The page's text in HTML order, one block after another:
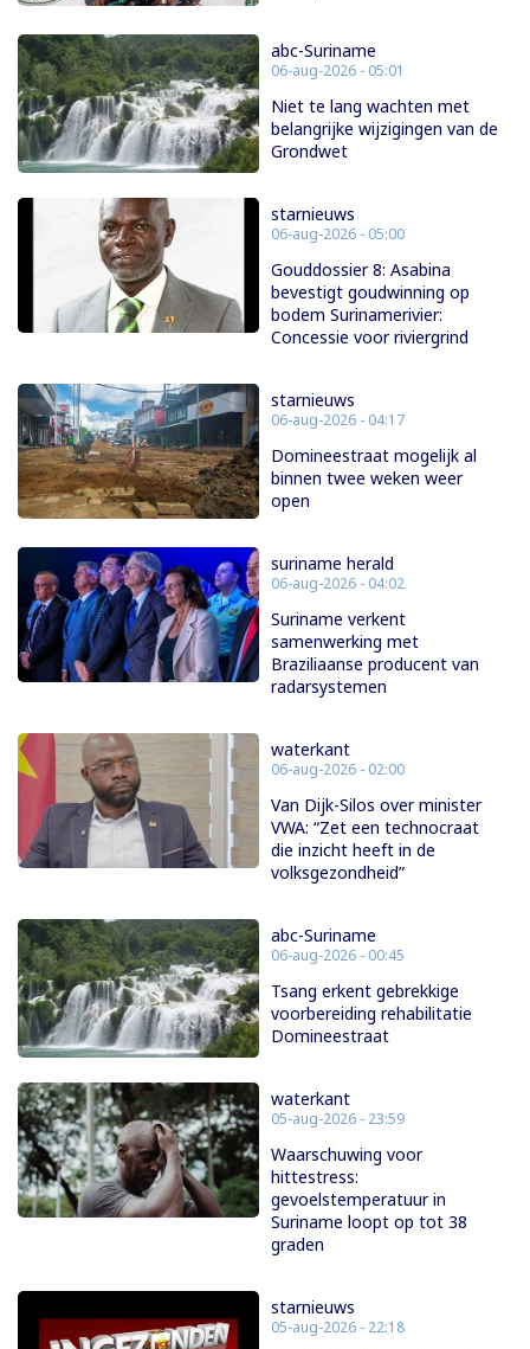
abc-Suriname
06-aug-2026 - 05:01
Niet te lang wachten met
belangrijke wijzigingen van de
Grondwet
starnieuws
06-aug-2026 - 05:00
Gouddossier 8: Asabina
bevestigt goudwinning op
bodem Surinamerivier:
Concessie voor riviergrind
starnieuws
06-aug-2026 - 04:17
Domineestraat mogelijk al
binnen twee weken weer
open
suriname herald
06-aug-2026 - 04:02
Suriname verkent
samenwerking met
Braziliaanse producent van
radarsystemen
waterkant
06-aug-2026 - 02:00
Van Dijk-Silos over minister
VWA: “Zet een technocraat
die inzicht heeft in de
volksgezondheid”
abc-Suriname
06-aug-2026 - 00:45
Tsang erkent gebrekkige
voorbereiding rehabilitatie
Domineestraat
waterkant
05-aug-2026 - 23:59
Waarschuwing voor
hittestress:
gevoelstemperatuur in
Suriname loopt op tot 38
graden
starnieuws
05-aug-2026 - 22:18